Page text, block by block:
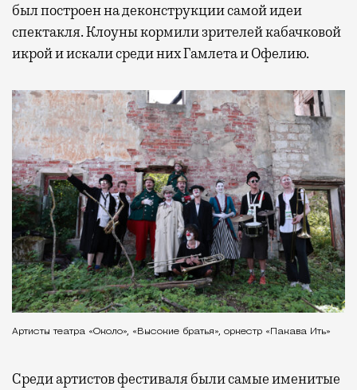
был построен на деконструкции самой идеи
спектакля. Клоуны кормили зрителей кабачковой
икрой и искали среди них Гамлета и Офелию.
Артисты театра «Около», «Высокие братья», оркестр «Пакава Ить»
Среди артистов фестиваля были самые именитые